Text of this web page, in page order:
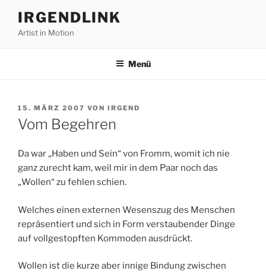
Inhalt
springen
IRGENDLINK
Artist in Motion
Menü
VERÖFFENTLICHT
AM
15. MÄRZ 2007 VON IRGEND
Vom Begehren
Da war „Haben und Sein“ von Fromm, womit ich nie
ganz zurecht kam, weil mir in dem Paar noch das
„Wollen“ zu fehlen schien.
Welches einen externen Wesenszug des Menschen
repräsentiert und sich in Form verstaubender Dinge
auf vollgestopften Kommoden ausdrückt.
Wollen ist die kurze aber innige Bindung zwischen